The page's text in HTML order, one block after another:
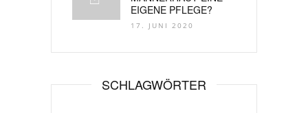
EIGENE PFLEGE?
17. JUNI 2020
SCHLAGWÖRTER